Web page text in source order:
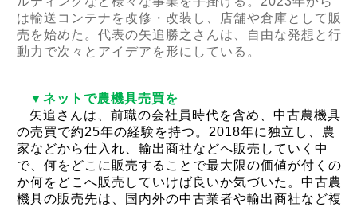
は輸送コンテナを改修・改装し、店舗や倉庫として販
売を始めた。代表の矢追勝之さんは、自由な発想と行
動力で次々とアイデアを形にしている。
▼ネットで農機具売買を
矢追さんは、前職の会社員時代を含め、中古農機具
の売買で約25年の経験を持つ。 2018年に独立し、農
家などから仕入れ、輸出商社などへ販売していく中
で、何をどこに販売することで最大限の価値が付くの
か何をどこへ販売していけば良いか気づいた。中古農
機具の販売先は、国内外の中古業者や輸出商社など複